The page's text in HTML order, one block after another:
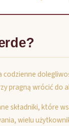
pragną wrócić do
składniki, które
wielu